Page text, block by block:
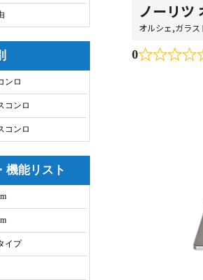
ノーリツ
オルシェ,ガラス
0
ンロ
コンロ
コンロ
機能リスト
イプ